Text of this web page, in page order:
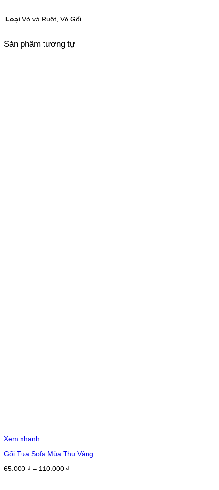
Loại Vỏ và Ruột, Vỏ Gối
Sản phẩm tương tự
Xem nhanh
Gối Tựa Sofa Mùa Thu Vàng
65.000 ₫ – 110.000 ₫